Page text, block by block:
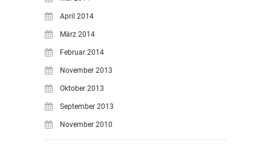
April 2014
März 2014
Februar 2014
November 2013
Oktober 2013
September 2013
November 2010